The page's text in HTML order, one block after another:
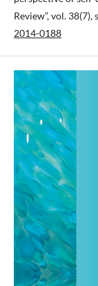
Review”, vol. 38(7),
2014-0188